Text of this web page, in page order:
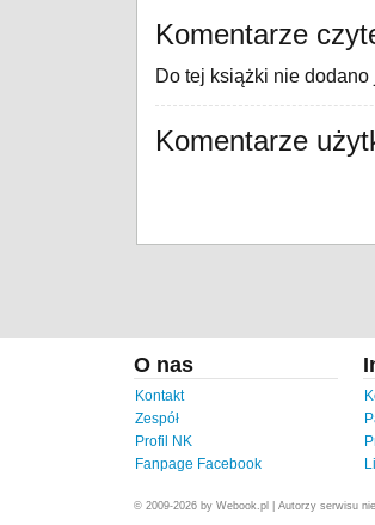
Komentarze
Do tej książki nie
Komentarze
O nas
Kontakt
Zespół
Profil NK
Fanpage Facebook
© 2009-2026 by Webook.pl | Autorzy serwisu